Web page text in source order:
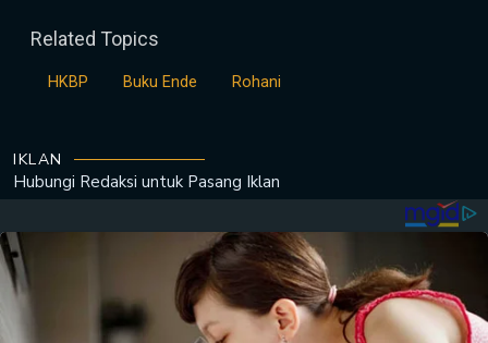
Related Topics
HKBP Buku Ende Rohani
IKLAN
Hubungi Redaksi untuk Pasang Iklan